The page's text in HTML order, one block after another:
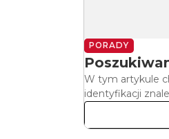
PORADY
W tym artykule
identyfikacji